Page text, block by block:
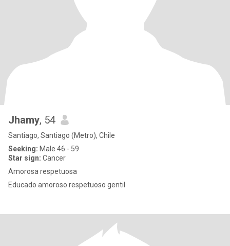
Jhamy, 54
Santiago, Santiago (Metro), Chile
Seeking: Male 46 - 59
Star sign: Cancer
Amorosa respetuosa
Educado amoroso respetuoso gentil